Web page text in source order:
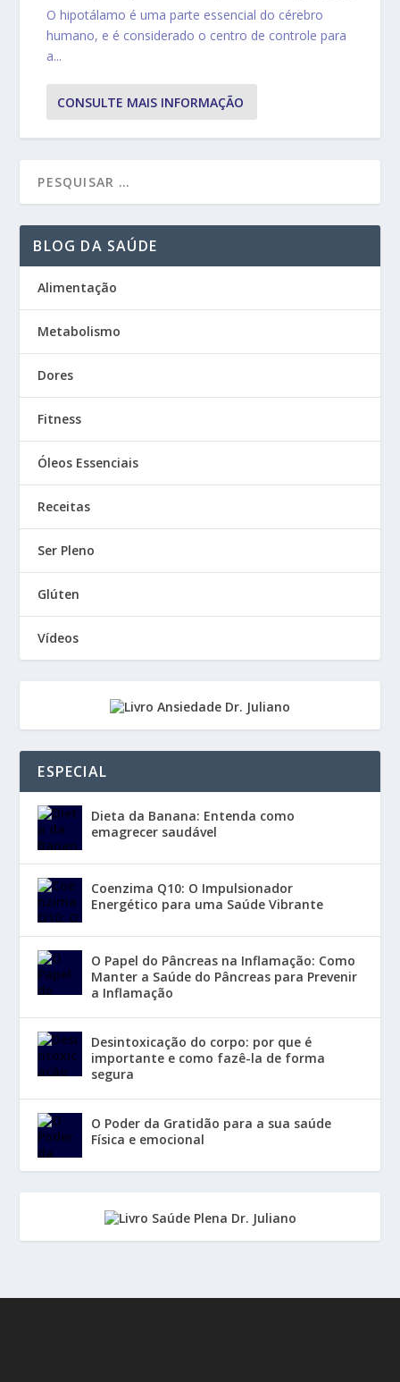
O hipotálamo é uma parte essencial do cérebro
humano, e é considerado o centro de controle para
a...
CONSULTE MAIS INFORMAÇÃO
BLOG DA SAÚDE
Alimentação
Metabolismo
Dores
Fitness
Óleos Essenciais
Receitas
Ser Pleno
Glúten
Vídeos
ESPECIAL
Dieta da Banana: Entenda como
emagrecer saudável
Coenzima Q10: O Impulsionador
Energético para uma Saúde Vibrante
O Papel do Pâncreas na Inflamação: Como
Manter a Saúde do Pâncreas para Prevenir
a Inflamação
Desintoxicação do corpo: por que é
importante e como fazê-la de forma
segura
O Poder da Gratidão para a sua saúde
Física e emocional